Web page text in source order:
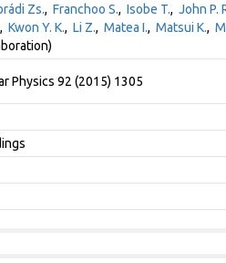
Zs., Franchoo S., Isobe T., John P.
, Kwon Y. K., Li Z., Matea I., Matsui K.,
Physics 92 (2015) 1305